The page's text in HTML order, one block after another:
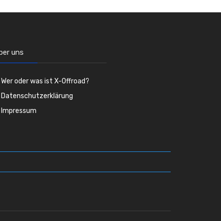
uns
Wer oder was ist X-Offroad?
Datenschutzerklärung
Impressum